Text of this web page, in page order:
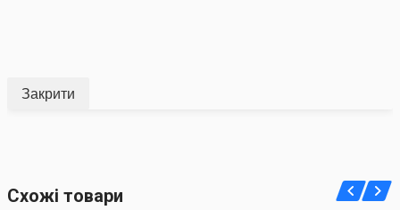
Закрити
Схожі товари